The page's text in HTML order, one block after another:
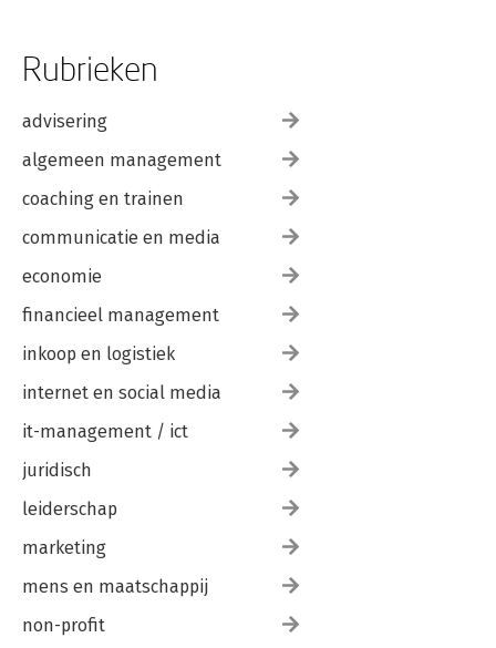
Rubrieken
advisering
algemeen management
coaching en trainen
communicatie en media
economie
financieel management
inkoop en logistiek
internet en social media
it-management / ict
juridisch
leiderschap
marketing
mens en maatschappij
non-profit